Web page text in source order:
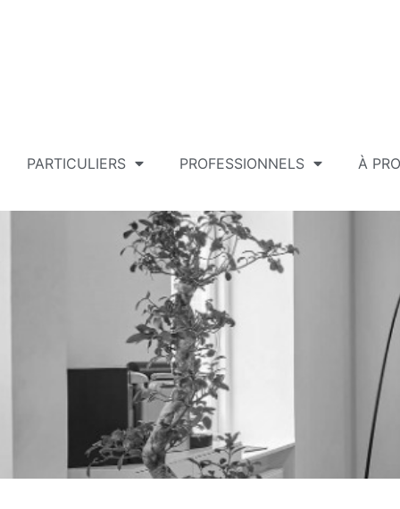
PARTICULIERS PROFESSIONNELS À